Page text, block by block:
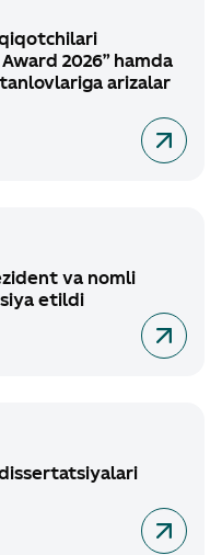
2026” hamda
arizalar
va nomli
etildi